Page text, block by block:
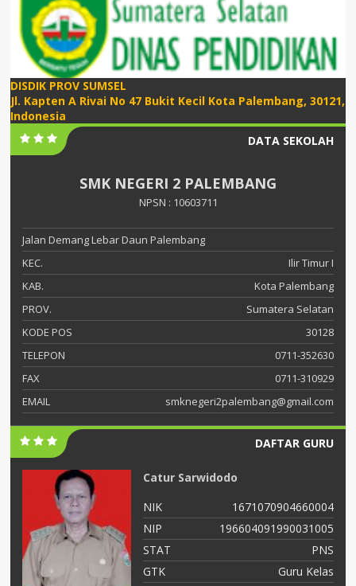
DISDIK PROV SUMSEL
Jl. Kapten A Rivai No 47 Bukit Kecil Kota Palembang, 30121,
Indonesia
DATA SEKOLAH
SMK NEGERI 2 PALEMBANG
NPSN : 10603711
Jalan Demang Lebar Daun Palembang
KEC.
Ilir Timur I
KAB.
Kota Palembang
PROV.
Sumatera Selatan
KODE POS
30128
TELEPON
0711-352630
FAX
0711-310929
EMAIL
smknegeri2palembang@gmail.com
DAFTAR GURU
Catur Sarwidodo
NIK
1671070904660004
NIP
196604091990031005
STAT
PNS
GTK
Guru Kelas